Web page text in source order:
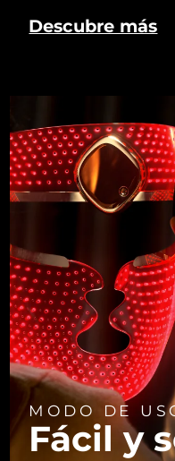
Descubre más
MODO DE
Fácil y